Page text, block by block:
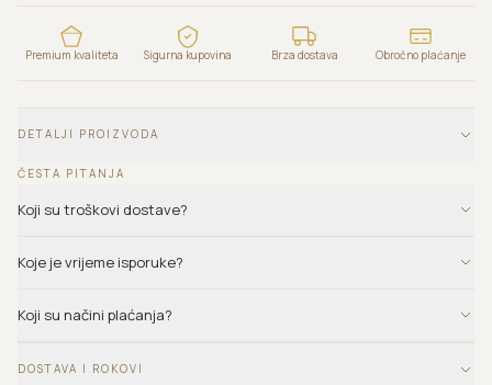
Premium kvaliteta Sigurna kupovina Brza dostava Obročno plaćanje
DETALJI PROIZVODA
ČESTA PITANJA
Koji su troškovi dostave?
Koje je vrijeme isporuke?
Koji su načini plaćanja?
DOSTAVA I ROKOVI